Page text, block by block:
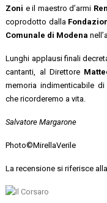
Zoni e il maestro d’armi
coprodotto dalla
Comunale di Modena
Lunghi applausi finali
cantanti, al Direttore
memoria indimenticabile di
che ricorderemo a vita.
Salvatore Margarone
Photo©MirellaVerile
La recensione si riferisce